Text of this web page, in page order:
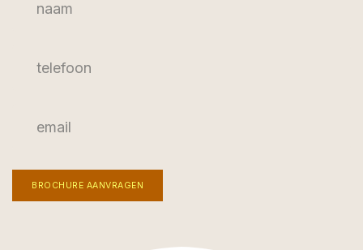
BROCHURE AANVRAGEN